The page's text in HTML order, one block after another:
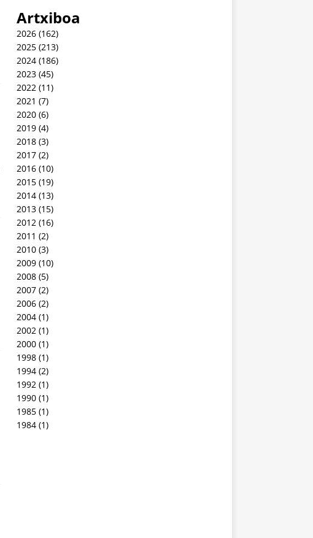
Artxiboa
2026(162)
2025(213)
2024(186)
2023(45)
2022 (11)
2021 (7)
2020(6)
2019(4)
2018(3)
2017(2)
2016(10)
2015(19)
2014(13)
2013(15)
2012 (16)
2011 (2)
2010(3)
2009(10)
2008(5)
2007(2)
2006(2)
2004(1)
2002 (1)
2000(1)
1998(1)
1994(2)
1992 (1)
1990(1)
1985(1)
1984(1)